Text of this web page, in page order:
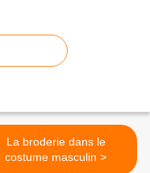
La broderie dans le
costume masculin >